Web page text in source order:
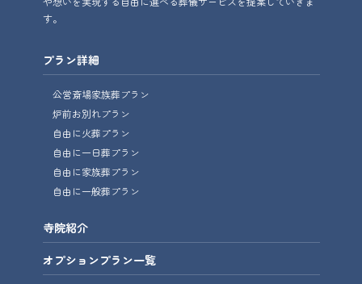
す。
プラン詳細
公営斎場家族葬プラン
炉前お別れプラン
自由に火葬プラン
自由に一日葬プラン
自由に家族葬プラン
自由に一般葬プラン
寺院紹介
オプションプラン一覧